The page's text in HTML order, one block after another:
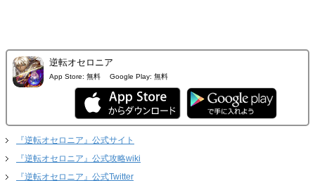
逆転オセロニア
App Store: 無料 Google Play: 無料
『逆転オセロニア』公式サイト
『逆転オセロニア』公式攻略wiki
『逆転オセロニア』公式Twitter